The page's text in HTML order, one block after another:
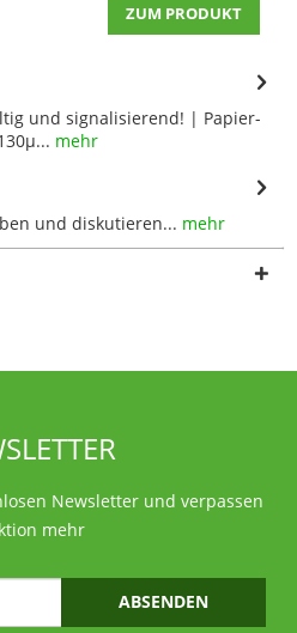
ZUM PRODUKT
und signalisierend! | Papier-
mehr
und diskutieren... mehr
Newsletter und verpassen
mehr
ABSENDEN